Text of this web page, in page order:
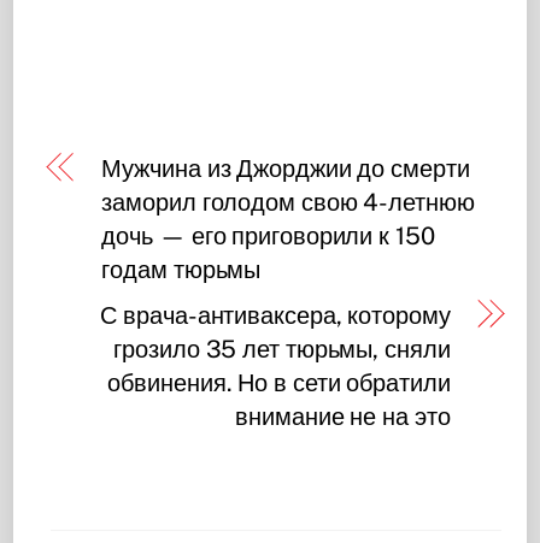
Мужчина из Джорджии до смерти
заморил голодом свою 4-летнюю
дочь — его приговорили к 150
годам тюрьмы
С врача-антиваксера, которому
грозило 35 лет тюрьмы, сняли
обвинения. Но в сети обратили
внимание не на это